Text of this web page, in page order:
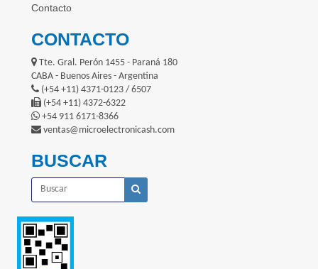
Contacto
CONTACTO
Tte. Gral. Perón 1455 - Paraná 180
CABA - Buenos Aires - Argentina
(+54 +11) 4371-0123 / 6507
(+54 +11) 4372-6322
+54 911 6171-8366
ventas@microelectronicash.com
BUSCAR